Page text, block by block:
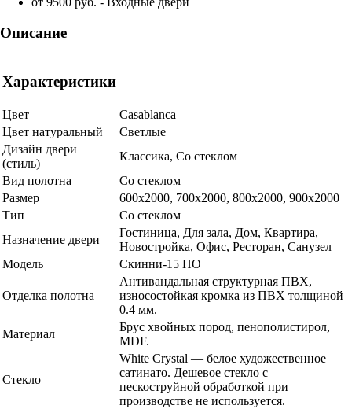
Описание
Характеристики
Цвет
Casablanca
Цвет натуральный
Светлые
Дизайн двери
(стиль)
Классика, Со стеклом
Вид полотна
Со стеклом
Размер
600x2000, 700x2000, 800x2000, 900x2000
Тип
Со стеклом
Назначение двери
Гостиница, Для зала, Дом, Квартира,
Новостройка, Офис, Ресторан, Санузел
Модель
Скинни-15 ПО
Отделка полотна
Антивандальная структурная ПВХ,
износостойкая кромка из ПВХ толщиной
0.4 мм.
Материал
Брус хвойных пород, пенополистирол,
MDF.
Стекло
White Сrystal — белое художественное
сатинато. Дешевое стекло с
пескоструйной обработкой при
производстве не используется.